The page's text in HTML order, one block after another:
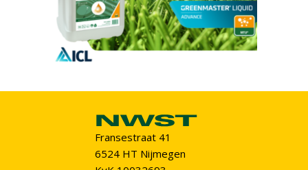
Fransestraat 41
6524 HT Nijmegen